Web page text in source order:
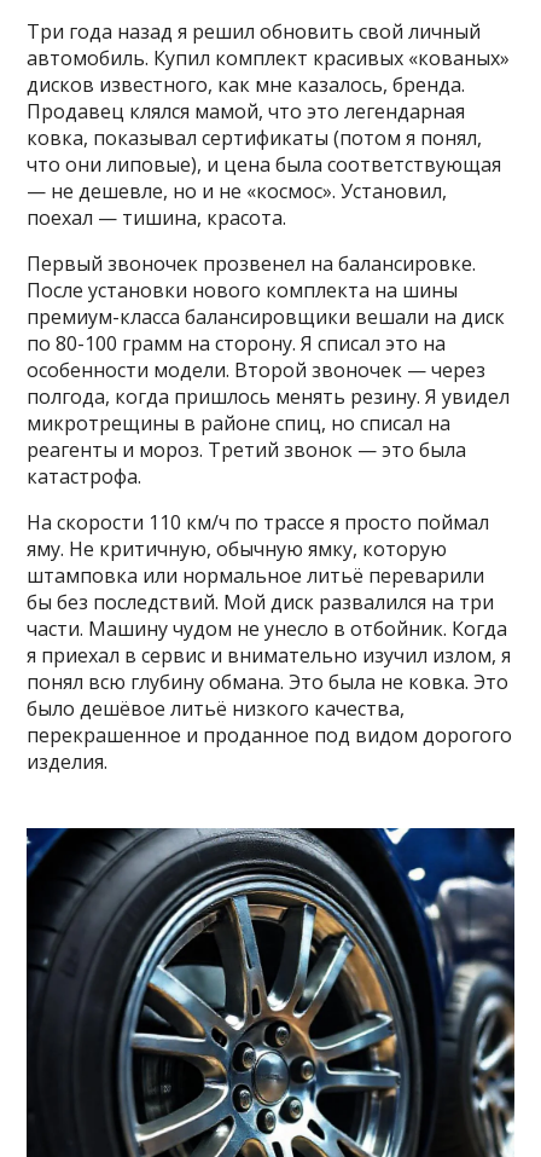
Три года назад я решил обновить свой личный
автомобиль. Купил комплект красивых «кованых»
дисков известного, как мне казалось, бренда.
Продавец клялся мамой, что это легендарная
ковка, показывал сертификаты (потом я понял,
что они липовые), и цена была соответствующая
— не дешевле, но и не «космос». Установил,
поехал — тишина, красота.
Первый звоночек прозвенел на балансировке.
После установки нового комплекта на шины
премиум-класса балансировщики вешали на диск
по 80-100 грамм на сторону. Я списал это на
особенности модели. Второй звоночек — через
полгода, когда пришлось менять резину. Я увидел
микротрещины в районе спиц, но списал на
реагенты и мороз. Третий звонок — это была
катастрофа.
На скорости 110 км/ч по трассе я просто поймал
яму. Не критичную, обычную ямку, которую
штамповка или нормальное литьё переварили
бы без последствий. Мой диск развалился на три
части. Машину чудом не унесло в отбойник. Когда
я приехал в сервис и внимательно изучил излом, я
понял всю глубину обмана. Это была не ковка. Это
было дешёвое литьё низкого качества,
перекрашенное и проданное под видом дорогого
изделия.